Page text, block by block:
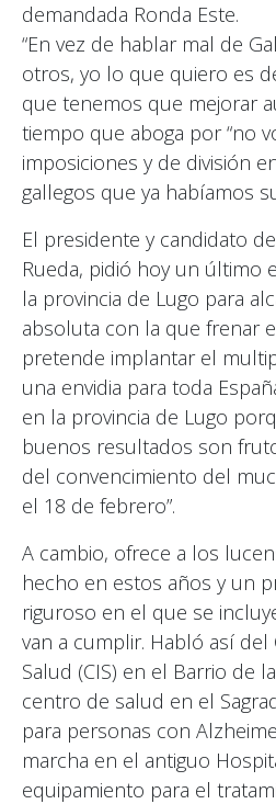
demandada Ronda Este.
“En vez de hablar mal de
otros, yo lo que quiero es
que tenemos que mejorar
tiempo que aboga por “no
imposiciones y de división
gallegos que ya habíamos
El presidente y candidato
Rueda, pidió hoy un último
la provincia de Lugo para
absoluta con la que frenar
pretende implantar el
una envidia para toda
en la provincia de Lugo
buenos resultados son
del convencimiento del
el 18 de febrero”.
A cambio, ofrece a los
hecho en estos años y un
riguroso en el que se
van a cumplir. Habló así
Salud (CIS) en el Barrio de
centro de salud en el
para personas con
marcha en el antiguo
equipamiento para el